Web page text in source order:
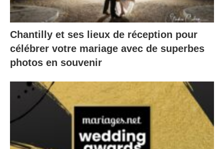
Chantilly et ses lieux de réception pour
célébrer votre mariage avec de superbes
photos en souvenir